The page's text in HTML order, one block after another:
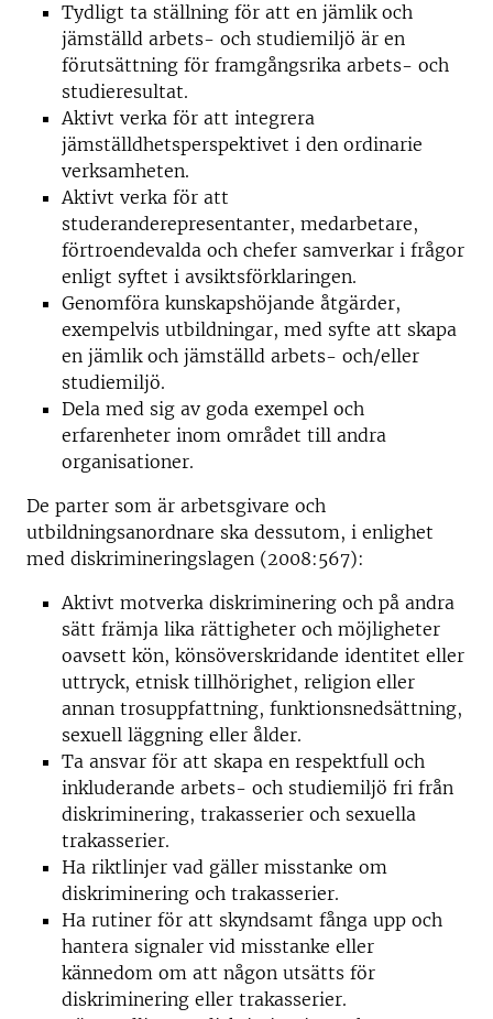
Tydligt ta ställning för att en jämlik och
jämställd arbets- och studiemiljö är en
förutsättning för framgångsrika arbets- och
studieresultat.
Aktivt verka för att integrera
jämställdhetsperspektivet i den ordinarie
verksamheten.
Aktivt verka för att
studeranderepresentanter, medarbetare,
förtroendevalda och chefer samverkar i frågor
enligt syftet i avsiktsförklaringen.
Genomföra kunskapshöjande åtgärder,
exempelvis utbildningar, med syfte att skapa
en jämlik och jämställd arbets- och/eller
studiemiljö.
Dela med sig av goda exempel och
erfarenheter inom området till andra
organisationer.
De parter som är arbetsgivare och
utbildningsanordnare ska dessutom, i enlighet
med diskrimineringslagen (2008:567):
Aktivt motverka diskriminering och på andra
sätt främja lika rättigheter och möjligheter
oavsett kön, könsöverskridande identitet eller
uttryck, etnisk tillhörighet, religion eller
annan trosuppfattning, funktionsnedsättning,
sexuell läggning eller ålder.
Ta ansvar för att skapa en respektfull och
inkluderande arbets- och studiemiljö fri från
diskriminering, trakasserier och sexuella
trakasserier.
Ha riktlinjer vad gäller misstanke om
diskriminering och trakasserier.
Ha rutiner för att skyndsamt fånga upp och
hantera signaler vid misstanke eller
kännedom om att någon utsätts för
diskriminering eller trakasserier.